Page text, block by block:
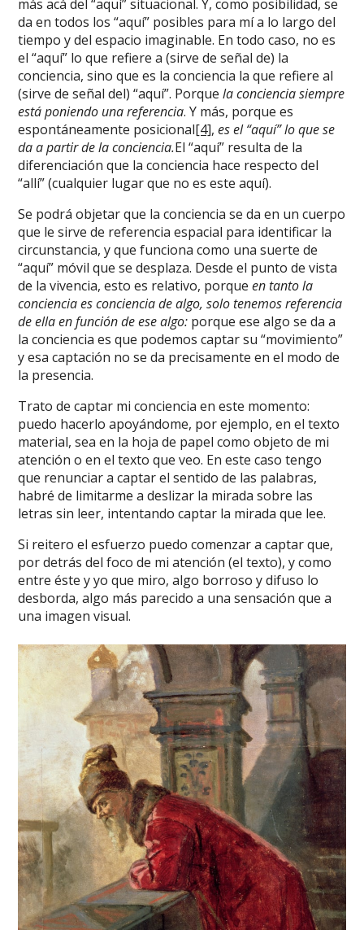
más acá del “aquí” situacional. Y, como posibilidad, se
da en todos los “aquí” posibles para mí a lo largo del
tiempo y del espacio imaginable. En todo caso, no es
el “aquí” lo que refiere a (sirve de señal de) la
conciencia, sino que es la conciencia la que refiere al
(sirve de señal del) “aquí”. Porquela conciencia siempre
está poniendo una referencia. Y más, porque es
espontáneamente posicional[4],es el “aquí” lo que se
da a partir de la conciencia.El “aquí” resulta de la
diferenciación que la conciencia hace respecto del
“allí” (cualquier lugar que no es este aquí).
Se podrá objetar que la conciencia se da en un cuerpo
que le sirve de referencia espacial para identificar la
circunstancia, y que funciona como una suerte de
“aquí” móvil que se desplaza. Desde el punto de vista
de la vivencia, esto es relativo, porqueen tanto la
conciencia es conciencia de algo, solo tenemos referencia
de ella en función de ese algo: porque ese algo se da a
la conciencia es que podemos captar su “movimiento”
y esa captación no se da precisamente en el modo de
la presencia.
Trato de captar mi conciencia en este momento:
puedo hacerlo apoyándome, por ejemplo, en el texto
material, sea en la hoja de papel como objeto de mi
atención o en el texto que veo. En este caso tengo
que renunciar a captar el sentido de las palabras,
habré de limitarme a deslizar la mirada sobre las
letras sin leer, intentando captar la mirada que lee.
Si reitero el esfuerzo puedo comenzar a captar que,
por detrás del foco de mi atención (el texto), y como
entre éste y yo que miro, algo borroso y difuso lo
desborda, algo más parecido a una sensación que a
una imagen visual.